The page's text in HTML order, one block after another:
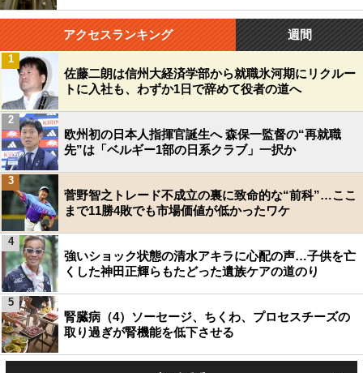
アクセスランキング 週間
佐藤二朗は信州大経済学部から就職氷河期にリクルー
トに入社も、わずか1日で辞めて役者の道へ
1
欧州初の日本人指揮官誕生へ 森保一監督の“再就職
先”は「ベルギー1部の日系クラブ」一択か
2
菅野智之トレード不成立の裏に致命的な“前科”…ここ
まで11勝4敗でも市場価値が低かったワケ
3
強いショック状態の清水アキラに心配の声…子供を亡
くした神田正輝らもたどった遺族ケアの道のり
4
腎臓病（4）ソーセージ、ちくわ、プロセスチーズの
取り過ぎが腎機能を低下させる
5